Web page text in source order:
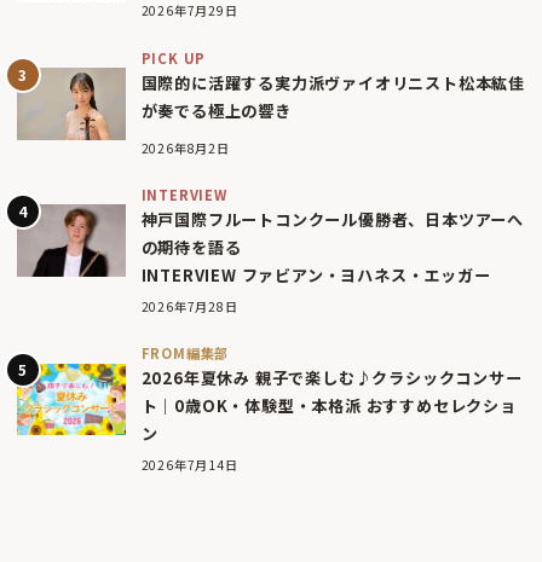
2026年7月29日
PICK UP
国際的に活躍する実力派ヴァイオリニスト松本紘佳
が奏でる極上の響き
2026年8月2日
INTERVIEW
神戸国際フルートコンクール優勝者、日本ツアーへ
の期待を語る
INTERVIEW ファビアン・ヨハネス・エッガー
2026年7月28日
FROM編集部
2026年夏休み 親子で楽しむ♪クラシックコンサー
ト｜0歳OK・体験型・本格派 おすすめセレクショ
ン
2026年7月14日